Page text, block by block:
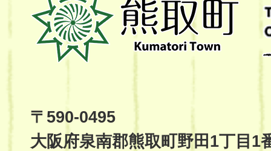
取
町
Kumatori
Site
〒590-0495
大阪府泉南郡熊取町野田1丁目1